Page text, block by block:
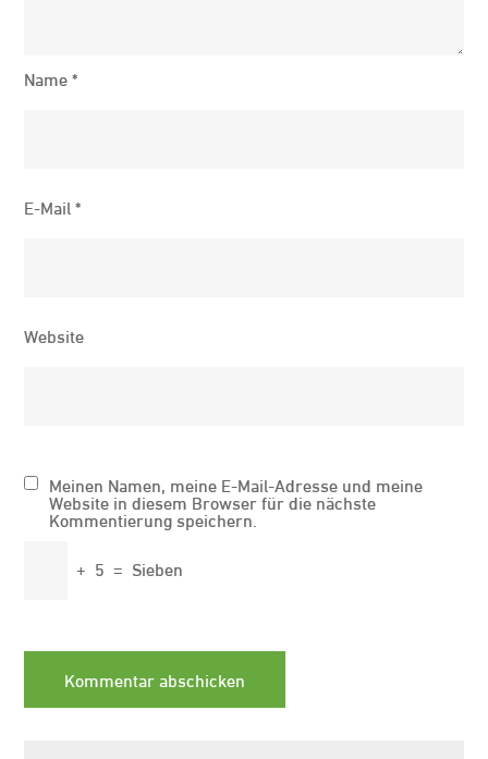
Name*
E-Mail*
Website
Meinen Namen, meine E-Mail-Adresse und meine
Website in diesem Browser für die nächste
Kommentierung speichern.
+ 5 = Sieben